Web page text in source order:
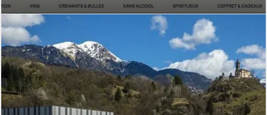
maison